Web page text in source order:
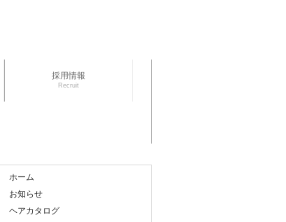
採用情報
Recruit
ホーム
お知らせ
ヘアカタログ